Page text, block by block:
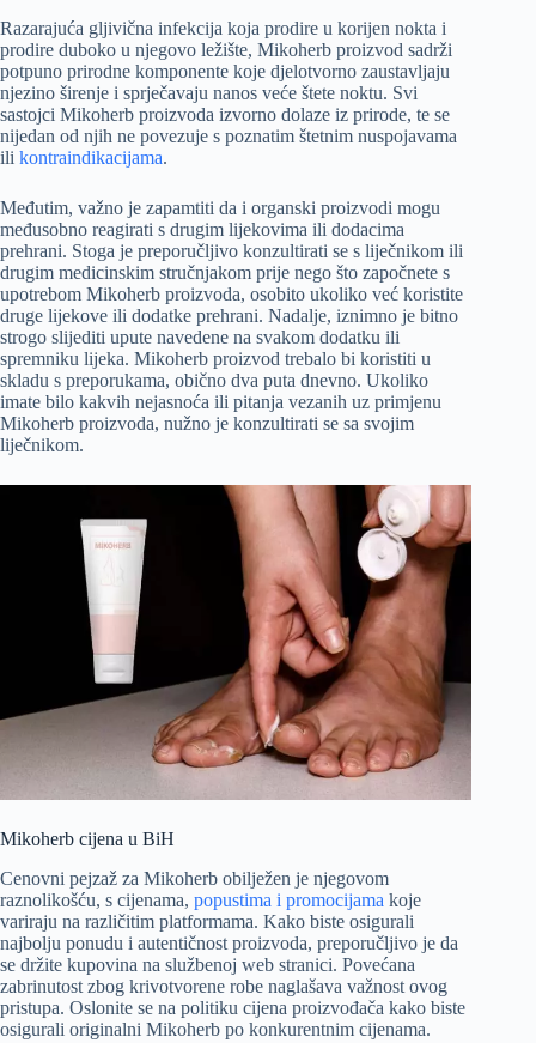
Razarajuća gljivična infekcija koja prodire u korijen nokta i
prodire duboko u njegovo ležište, Mikoherb proizvod sadrži
potpuno prirodne komponente koje djelotvorno zaustavljaju
njezino širenje i sprječavaju nanos veće štete noktu. Svi
sastojci Mikoherb proizvoda izvorno dolaze iz prirode, te se
nijedan od njih ne povezuje s poznatim štetnim nuspojavama
ili kontraindikacijama.
Međutim, važno je zapamtiti da i organski proizvodi mogu
međusobno reagirati s drugim lijekovima ili dodacima
prehrani. Stoga je preporučljivo konzultirati se s liječnikom ili
drugim medicinskim stručnjakom prije nego što započnete s
upotrebom Mikoherb proizvoda, osobito ukoliko već koristite
druge lijekove ili dodatke prehrani. Nadalje, iznimno je bitno
strogo slijediti upute navedene na svakom dodatku ili
spremniku lijeka. Mikoherb proizvod trebalo bi koristiti u
skladu s preporukama, obično dva puta dnevno. Ukoliko
imate bilo kakvih nejasnoća ili pitanja vezanih uz primjenu
Mikoherb proizvoda, nužno je konzultirati se sa svojim
liječnikom.
Mikoherb cijena u BiH
Cenovni pejzaž za Mikoherb obilježen je njegovom
raznolikošću, s cijenama, popustima i promocijama koje
variraju na različitim platformama. Kako biste osigurali
najbolju ponudu i autentičnost proizvoda, preporučljivo je da
se držite kupovina na službenoj web stranici. Povećana
zabrinutost zbog krivotvorene robe naglašava važnost ovog
pristupa. Oslonite se na politiku cijena proizvođača kako biste
osigurali originalni Mikoherb po konkurentnim cijenama.